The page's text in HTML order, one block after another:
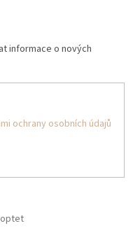
informace o nových
ochrany osobních údajů